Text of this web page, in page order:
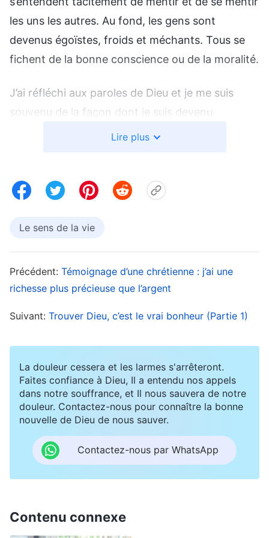
les uns les autres. Au fond, les gens sont
devenus égoïstes, froids et méchants. Tous se
fichent de la bonne conscience ou de la moralité.
J’ai réfléchi aux paroles de Dieu et je me suis
souvenu de la façon dont je suis devenu
dégénéré et maléfique après avoir été pris dans
honnêtement pour pouvoir gagner juste assez
combien les autres gagnaient, comment leur vie
admirais, j’étais tout de même jaloux. Donc, pour
gagner beaucoup d’argent, j’ai appris toutes les
règles du jeu de la survie, et j’ai commencé à
contre eux tout en me cachant derrière un
sourire. Je me suis mis à ramper aux pieds de
mes patrons et j’ai tout fait pour m’attirer leurs
bonnes grâces. J’ai été mielleux avec mes clients
et les ai cajolés… Il n’y avait personne que je ne
trompais pas, aucune méthode n’était trop vile
pour moi, et ma personnalité entière est devenue
mais tout en me considérant comme un gars
intelligent et compétent. J’étais totalement sous
Lire plus
Le sens de la vie
Précédent: Témoignage d’une chrétienne : j’ai une
richesse plus précieuse que l’argent
Suivant: Trouver Dieu, c’est le vrai bonheur (Partie 1)
La douleur cessera et les larmes s'arrêteront.
Faites confiance à Dieu, Il a entendu nos appels
dans notre souffrance, et Il nous sauvera de notre
douleur. Contactez-nous pour connaître la bonne
nouvelle de Dieu de nous sauver.
Contactez-nous par WhatsApp
Contenu connexe